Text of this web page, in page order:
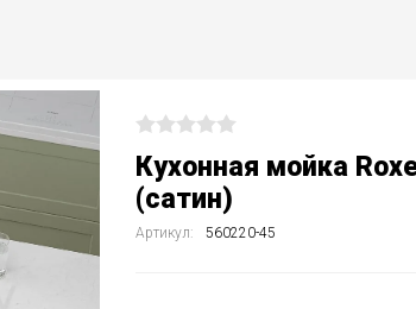
Кухонная мойка
(сатин)
Артикул: 560220-45